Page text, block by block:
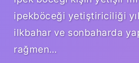
ipekböceği yetiştiriciliği
ilkbahar ve sonbaharda
rağmen…